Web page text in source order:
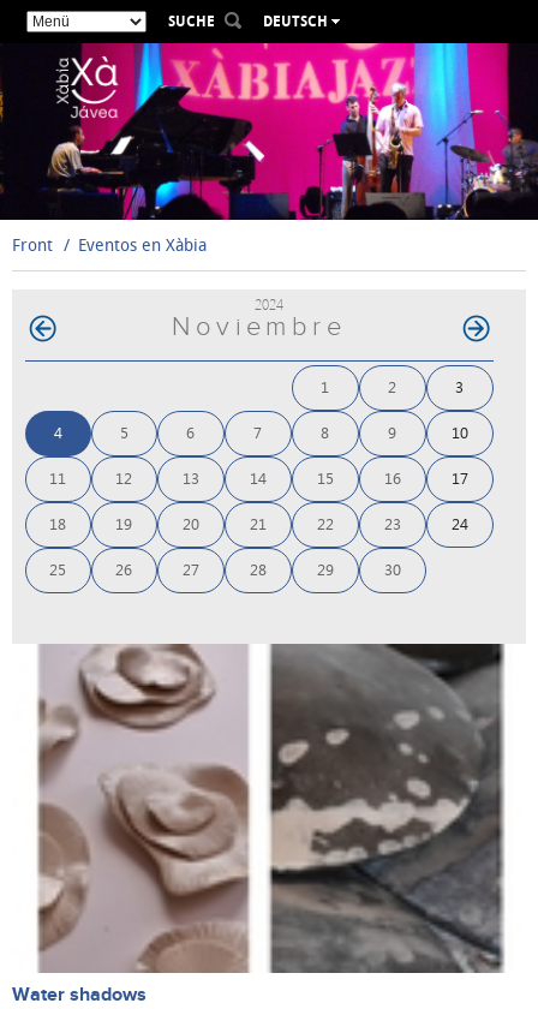
SUCHE
DEUTSCH
ESPAÑOL
VALENCIÀ
FRANÇAIS
РУССКИЙ
Front Eventos en Xàbia
2024
Noviembre
1 2 3
4 5 6 7 8 9 10
11 12 13 14 15 16 17
18 19 20 21 22 23 24
25 26 27 28 29 30
Water shadows